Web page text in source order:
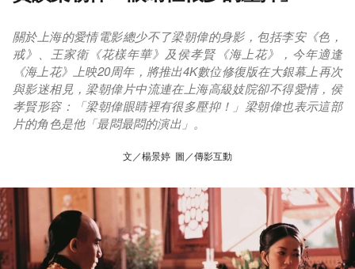
關於上海的愛情電影總少不了梁朝偉的身影，包括李安《色，
戒》、王家衛《花樣年華》及侯孝賢《海上花》，今年適逢
《海上花》上映20周年，將推出4K數位修復版在大銀幕上再次
與影迷相見，梁朝偉片中流連在上海高級妓院卻不得愛情，侯
孝賢形容：「梁朝偉眼睛裡有很多壓抑！」梁朝偉也表示這部
片的角色是他「最悶最悶的演出」。
文／楊景婷 圖／傳影互動